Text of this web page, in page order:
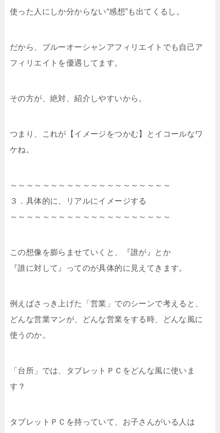
使った人にしか分からない“感想”も出てくるし。
だから、ブルーオーシャンアフィリエイトでも自己ア
フィリエイトを優遇してます。
その方が、絶対、紹介しやすいから。
つまり、これが【イメージをつかむ】とイコールなワ
ケね。
～～～～～～～～～～～～～～～～～～～～
３．具体的に、リアルにイメージする
～～～～～～～～～～～～～～～～～～～～
この想像を膨らませていくと、『誰が』とか
『誰に対して』ってのが具体的に見えてきます。
例えばさっき上げた「営業」でのシーンで考えると、
どんな営業マンが、どんな営業をする時、どんな風に
使うのか。
「台所」では、タブレットＰＣをどんな風に使いま
す？
タブレットＰＣを持っていて、お子さんがいる人は